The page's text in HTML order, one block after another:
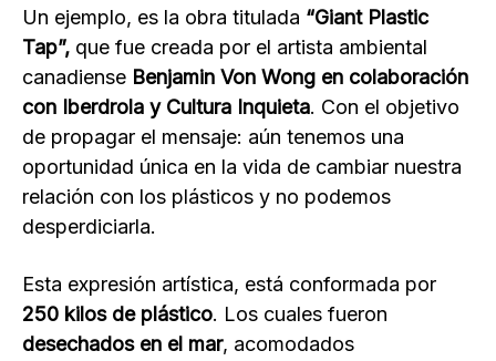
Un ejemplo, es la obra titulada “Giant Plastic
Tap”, que fue creada por el artista ambiental
canadiense Benjamin Von Wong en colaboración
con Iberdrola y Cultura Inquieta. Con el objetivo
de propagar el mensaje: aún tenemos una
oportunidad única en la vida de cambiar nuestra
relación con los plásticos y no podemos
desperdiciarla.
Esta expresión artística, está conformada por
250 kilos de plástico. Los cuales fueron
desechados en el mar, acomodados